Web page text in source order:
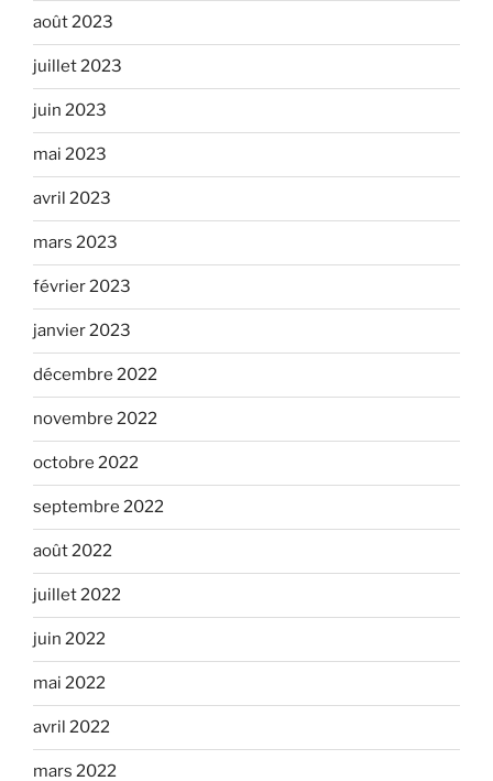
août 2023
juillet 2023
juin 2023
mai 2023
avril 2023
mars 2023
février 2023
janvier 2023
décembre 2022
novembre 2022
octobre 2022
septembre 2022
août 2022
juillet 2022
juin 2022
mai 2022
avril 2022
mars 2022